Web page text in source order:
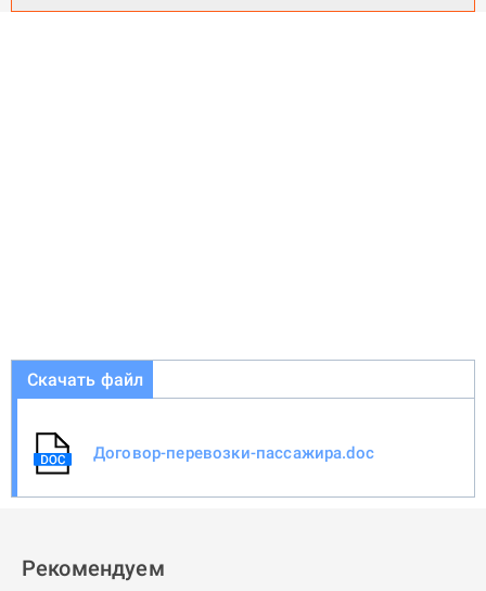
Скачать файл
Договор-перевозки-пассажира.doc
Рекомендуем